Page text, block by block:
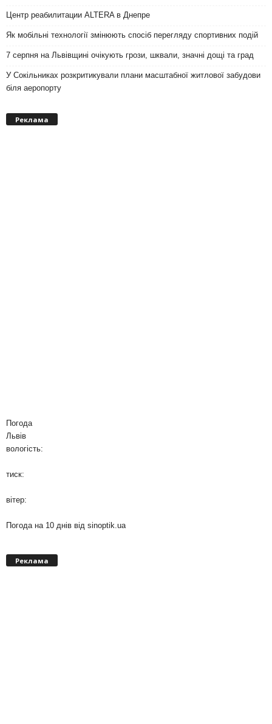
Центр реабилитации ALTERA в Днепре
Як мобільні технології змінюють спосіб перегляду спортивних подій
7 серпня на Львівщині очікують грози, шквали, значні дощі та град
У Сокільниках розкритикували плани масштабної житлової забудови
біля аеропорту
Реклама
Погода
Львів
вологість:
тиск:
вітер:
Погода на 10 днів від sinoptik.ua
Реклама